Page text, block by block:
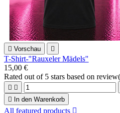
 Vorschau 
T-Shirt-"Rauxeler Mädels"
15,00 €
Rated out of 5 stars based on
 

In den Warenkorb
All featured products 